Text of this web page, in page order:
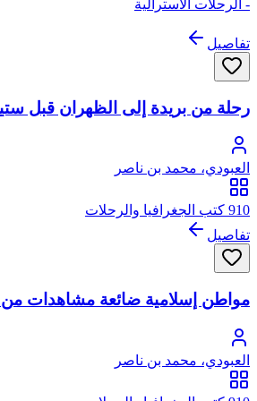
- الرحلات الأسترالية
تفاصيل
رحلة من بريدة إلى الظهران قبل
العبودي، محمد بن ناصر
910 كتب الجغرافيا والرحلات
تفاصيل
مواطن إسلامية ضائعة مشاهدات من
العبودي، محمد بن ناصر